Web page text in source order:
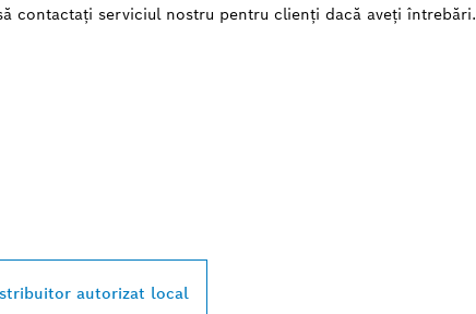
contactați serviciul nostru pentru clienți dacă aveți întrebări.
autorizat local